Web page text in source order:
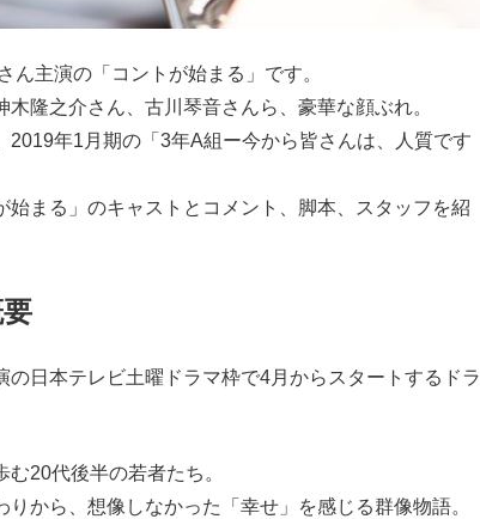
主演の「コントが始まる」です。
隆之介さん、古川琴音さんら、豪華な顔ぶれ。
年1月期の「3年A組ー今から皆さんは、人質です
まる」のキャストとコメント、脚本、スタッフを紹
の日本テレビ土曜ドラマ枠で4月からスタートするドラ
20代後半の若者たち。
から、想像しなかった「幸せ」を感じる群像物語。